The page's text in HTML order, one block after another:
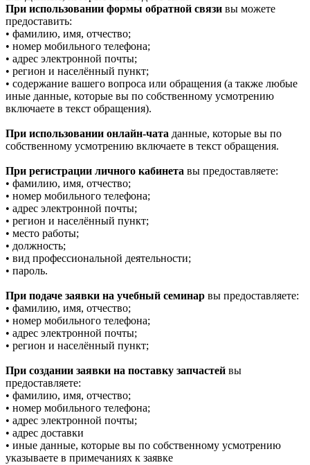
При использовании формы обратной связи вы можете
предоставить:
• фамилию, имя, отчество;
• номер мобильного телефона;
• адрес электронной почты;
• регион и населённый пункт;
• содержание вашего вопроса или обращения (а также любые
иные данные, которые вы по собственному усмотрению
включаете в текст обращения).
При использовании онлайн-чата данные, которые вы по
собственному усмотрению включаете в текст обращения.
При регистрации личного кабинета вы предоставляете:
• фамилию, имя, отчество;
• номер мобильного телефона;
• адрес электронной почты;
• регион и населённый пункт;
• место работы;
• должность;
• вид профессиональной деятельности;
• пароль.
При подаче заявки на учебный семинар вы предоставляете:
• фамилию, имя, отчество;
• номер мобильного телефона;
• адрес электронной почты;
• регион и населённый пункт;
При создании заявки на поставку запчастей вы
предоставляете:
• фамилию, имя, отчество;
• номер мобильного телефона;
• адрес электронной почты;
• адрес доставки
• иные данные, которые вы по собственному усмотрению
указываете в примечаниях к заявке